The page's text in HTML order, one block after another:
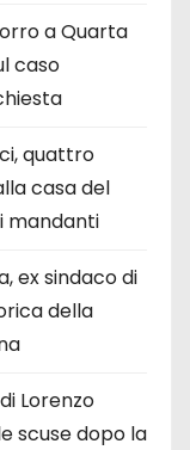
a Quarta
caso
quattro
casa del
mandanti
ex sindaco di
della
Lorenzo
scuse dopo la